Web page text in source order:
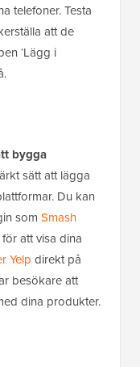
telefoner. Testa
att de
‘Lägg i
bygga
sätt att lägga
Du kan
som Smash
för att visa dina
Yelp direkt på
besökare att
dina produkter.